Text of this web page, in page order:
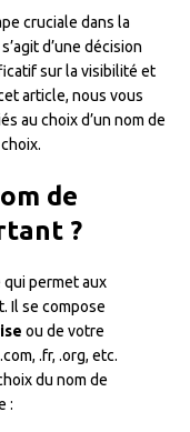
cruciale dans la
d’une décision
sur la visibilité et
article, nous vous
au choix d’un nom de
de
?
qui permet aux
Il se compose
ou de votre
.fr, .org, etc.
du nom de
: